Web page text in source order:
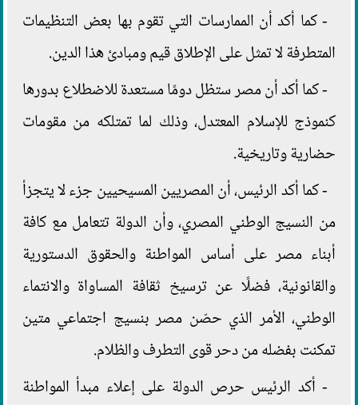
- كما أكد أن الممارسات التي تقوم بها بعض التنظيمات
المتطرفة لا تمثل على الإطلاق قيم ومبادئ هذا الدين.
- كما أكد أن مصر ستظل دومًا مستعدة للاضطلاع بدورها
كنموذج للإسلام المعتدل، وذلك لما تمتلكه من مقومات
حضارية وتاريخية.
- كما أكد الرئيس، أن المصريين المسيحيين جزء لا يتجزأ
من النسيج الوطني المصري، وأن الدولة تتعامل مع كافة
أبناء مصر على أساس المواطنة والحقوق الدستورية
والقانونية، فضلًا عن ترسيخ ثقافة المساواة والانتماء
الوطني، الأمر الذي حصّن مصر بنسيج اجتماعي متين
تمكنت بفضله من دحر قوى التطرف والظلام.
- أكد الرئيس حرص الدولة على إعلاء مبدأ المواطنة